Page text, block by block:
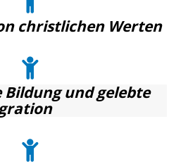
christlichen Werten
und gelebte